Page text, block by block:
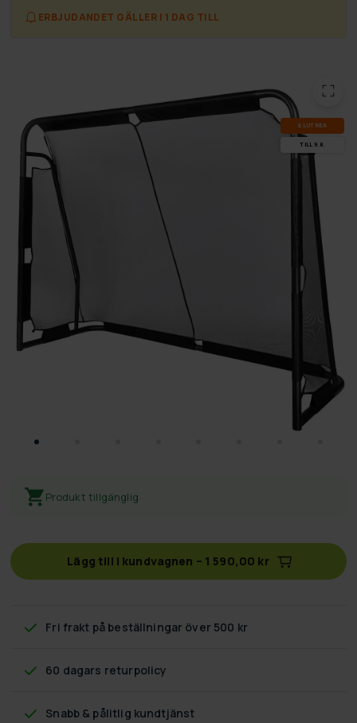
ERBJUDANDET GÄLLER I 1 DAG TILL
SLUT­REA
TILL 9.8.
Produkt tillgänglig
Lägg till i kundvagnen – 1 590,00 kr
Fri frakt på beställningar över 500 kr
60 dagars returpolicy
Snabb & pålitlig kundtjänst